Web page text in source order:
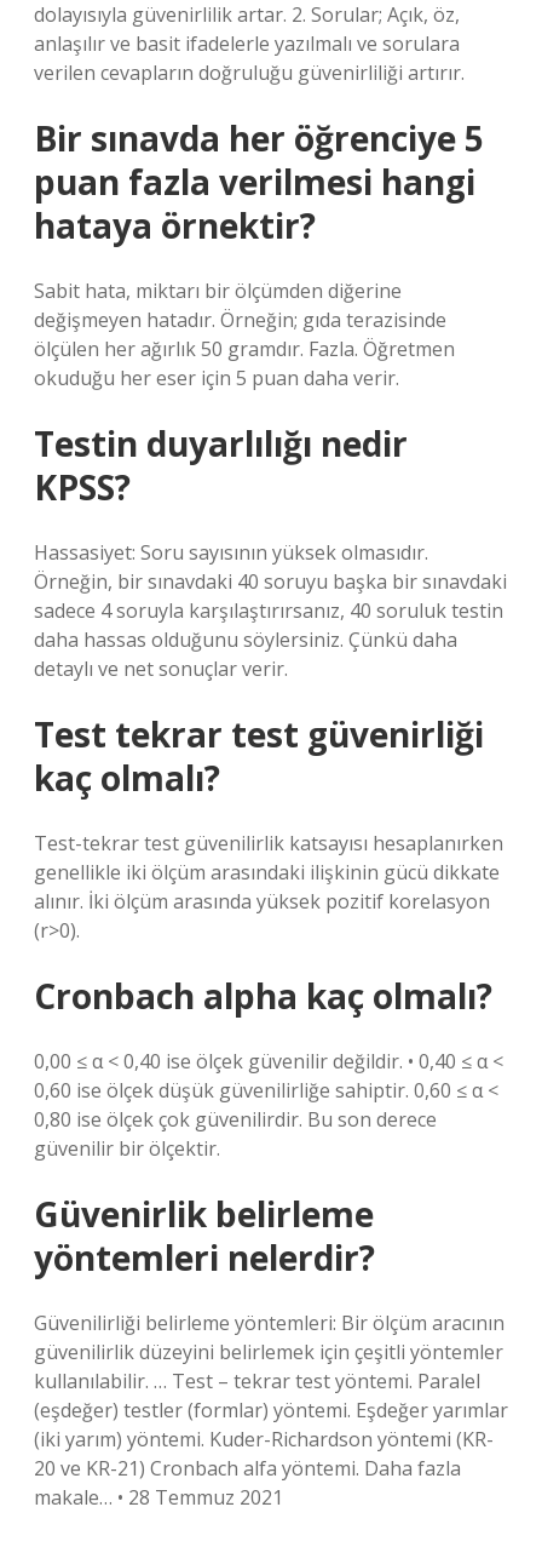
dolayısıyla güvenirlilik artar. 2. Sorular; Açık, öz,
anlaşılır ve basit ifadelerle yazılmalı ve sorulara
verilen cevapların doğruluğu güvenirliliği artırır.
Bir sınavda her öğrenciye 5
puan fazla verilmesi hangi
hataya örnektir?
Sabit hata, miktarı bir ölçümden diğerine
değişmeyen hatadır. Örneğin; gıda terazisinde
ölçülen her ağırlık 50 gramdır. Fazla. Öğretmen
okuduğu her eser için 5 puan daha verir.
Testin duyarlılığı nedir
KPSS?
Hassasiyet: Soru sayısının yüksek olmasıdır.
Örneğin, bir sınavdaki 40 soruyu başka bir sınavdaki
sadece 4 soruyla karşılaştırırsanız, 40 soruluk testin
daha hassas olduğunu söylersiniz. Çünkü daha
detaylı ve net sonuçlar verir.
Test tekrar test güvenirliği
kaç olmalı?
Test-tekrar test güvenilirlik katsayısı hesaplanırken
genellikle iki ölçüm arasındaki ilişkinin gücü dikkate
alınır. İki ölçüm arasında yüksek pozitif korelasyon
(r>0).
Cronbach alpha kaç olmalı?
0,00 ≤ α < 0,40 ise ölçek güvenilir değildir. • 0,40 ≤ α <
0,60 ise ölçek düşük güvenilirliğe sahiptir. 0,60 ≤ α <
0,80 ise ölçek çok güvenilirdir. Bu son derece
güvenilir bir ölçektir.
Güvenirlik belirleme
yöntemleri nelerdir?
Güvenilirliği belirleme yöntemleri: Bir ölçüm aracının
güvenilirlik düzeyini belirlemek için çeşitli yöntemler
kullanılabilir. … Test – tekrar test yöntemi. Paralel
(eşdeğer) testler (formlar) yöntemi. Eşdeğer yarımlar
(iki yarım) yöntemi. Kuder-Richardson yöntemi (KR-
20 ve KR-21) Cronbach alfa yöntemi. Daha fazla
makale… • 28 Temmuz 2021